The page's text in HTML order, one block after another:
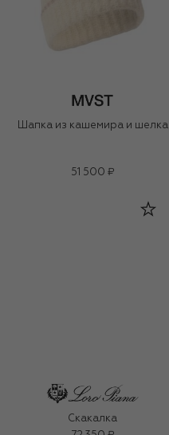
Шапка из кашемира и шелка
51 500 ₽
Скакалка